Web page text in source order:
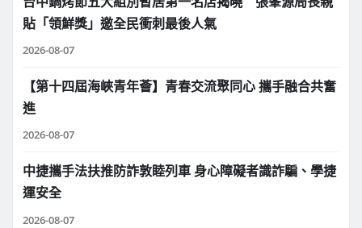
貼「領鮮獎」邀全民衝刺最後人氣
2026-08-07
【第十四屆海峽青年薈】青春交流聚同心 攜手融合共奮
進
2026-08-07
中捷攜手法扶推防詐敦睦列車 身心障礙者識詐騙、學捷
運安全
2026-08-07